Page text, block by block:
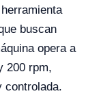
buscan
opera a
200 rpm,
controlada.